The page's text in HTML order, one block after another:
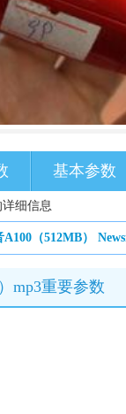
基本参数
详细信息
（512MB）
mp3重要参数